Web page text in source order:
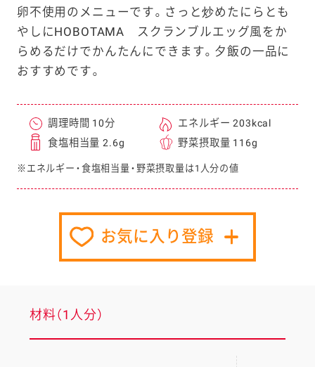
卵不使用のメニューです。さっと炒めたにらとも
やしにHOBOTAMA スクランブルエッグ風をか
らめるだけでかんたんにできます。夕飯の一品に
おすすめです。
調理時間 10分
エネルギー 203kcal
食塩相当量 2.6g
野菜摂取量 116g
※エネルギー・食塩相当量・野菜摂取量は1人分の値
お気に入り登録
材料（1人分）